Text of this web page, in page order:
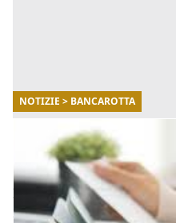
NOTIZIE > BANCAROTTA
Bancarotta
quanti casi in Italia
Il Ministero della Giustizia,
2019, ha emanato il